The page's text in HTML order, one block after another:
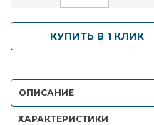
КУПИТЬ В 1 КЛИК
ОПИСАНИЕ
ХАРАКТЕРИСТИКИ